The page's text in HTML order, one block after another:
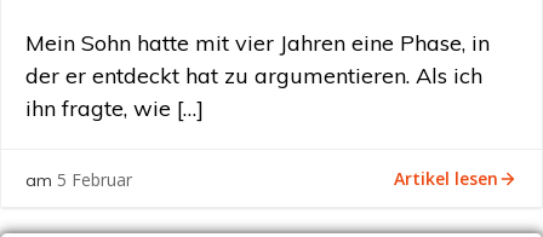
Mein Sohn hatte mit vier Jahren eine Phase, in
der er entdeckt hat zu argumentieren. Als ich
ihn fragte, wie […]
am 5 Februar Artikel lesen